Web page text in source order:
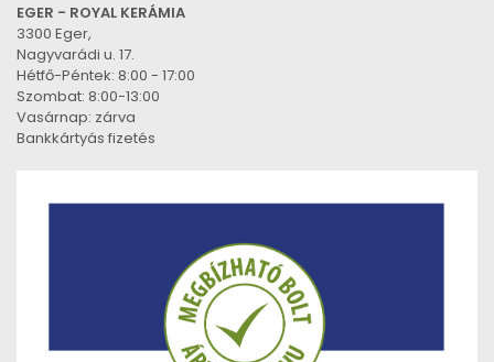
EGER - ROYAL KERÁMIA
3300 Eger,
Nagyvarádi u. 17.
Hétfő-Péntek: 8:00 - 17:00
Szombat: 8:00-13:00
Vasárnap: zárva
Bankkártyás fizetés